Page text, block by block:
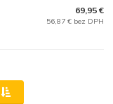
69,95 €
56,87 € bez DPH